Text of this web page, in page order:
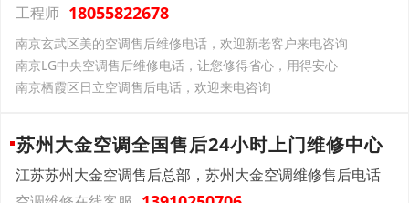
工程师 18055822678
南京玄武区美的空调售后维修电话，欢迎新老客户来电咨询
南京LG中央空调售后维修电话，让您修得省心，用得安心
南京栖霞区日立空调售后电话，欢迎来电咨询
苏州大金空调全国售后24小时上门维修中心
江苏苏州大金空调售后总部，苏州大金空调维修售后电话